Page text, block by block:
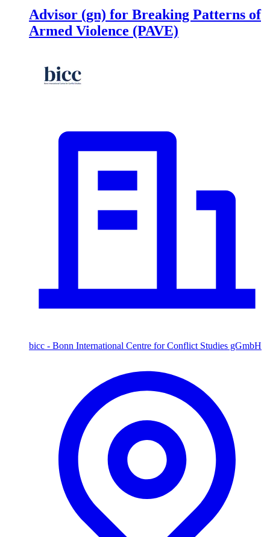
Advisor (gn) for Breaking Patterns of
Armed Violence (PAVE)
bicc - Bonn International Centre for Conflict Studies gGmbH